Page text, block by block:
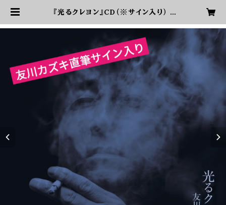
『光るクレヨン』CD（※サイン入り） |